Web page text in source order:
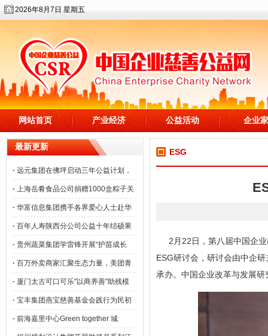
2026年8月7日 星期五
网站首页 产业经济 公益活动 企业家
最新更新
· 远元集团在佛坪启动三年公益计划，
· 上海岳肴食品公司捐赠1000盒粽子关
· 华富信息集团携手各界爱心人士赴华
· 百年人寿陕西分公司公益十年结硕果
· 贵州蔬菜集团学雷锋开展“护苗成长
· 百万外卖商家汇聚生态力量，美团青
· 厦门太古可口可乐"以商养善"助残模
· 宝丰集团燕宝慈善基金会践行为民初
· 前海嘉里中心Green together 城
ESG
2月22日，第八届中国企
ESG研讨会，研讨会由中企
承办。中国企业改革与发展